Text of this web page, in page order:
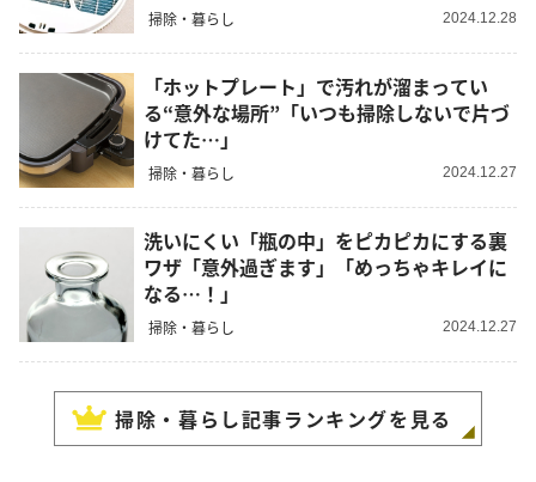
掃除・暮らし 2024.12.28
「ホットプレート」で汚れが溜まってい
る“意外な場所”「いつも掃除しないで片づ
けてた…」
掃除・暮らし 2024.12.27
洗いにくい「瓶の中」をピカピカにする裏
ワザ「意外過ぎます」「めっちゃキレイに
なる…！」
掃除・暮らし 2024.12.27
掃除・暮らし記事ランキングを見る